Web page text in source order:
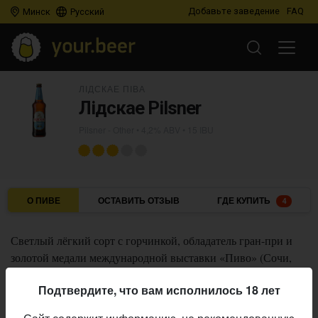
Минск Русский Добавьте заведение FAQ
Лідскае Pilsner
О ПИВЕ ОСТАВИТЬ ОТЗЫВ ГДЕ КУПИТЬ 4
Светлый лёгкий сорт с горчинкой, обладатель гран-при и
золотой медали международной выставки «Пиво» (Сочи,
Подтвердите, что вам исполнилось 18 лет